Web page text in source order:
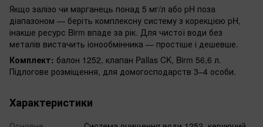
Якщо залізо чи марганець понад 5 мг/л або pH поза
діапазоном — беріть комплексну систему з корекцією pH,
інакше ресурс Birm впаде за рік. Для чистої води без
металів вистачить іонообмінника — простіше і дешевше.
Комплект: балон 1252, клапан Pallas CK, Birm 56,6 л.
Підлогове розміщення, для домогосподарств 3–4 особи.
Характеристики